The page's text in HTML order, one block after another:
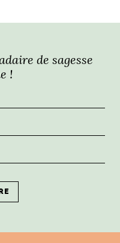
de sagesse
!